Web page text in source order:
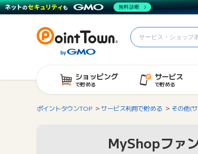
ショッピング
で貯める
サービス
で貯める
ポイントタウンTOP サービス利用で貯める その他(
MyShopファ
無料診断